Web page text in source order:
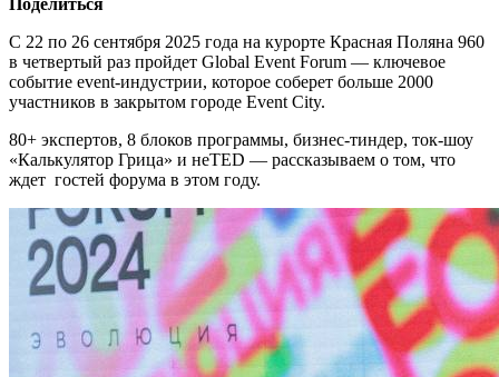
Поделиться
С 22 по 26 сентября 2025 года на курорте Красная Поляна 960
в четвертый раз пройдет Global Event Forum — ключевое
событие event-индустрии, которое соберет больше 2000
участников в закрытом городе Event City.
80+ экспертов, 8 блоков программы, бизнес-тиндер, ток-шоу
«Калькулятор Грица» и неTED — рассказываем о том, что
ждет гостей форума в этом году.